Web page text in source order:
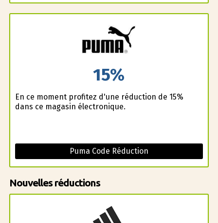
15%
En ce moment profitez d'une réduction de 15%
dans ce magasin électronique.
Puma Code Réduction
Nouvelles réductions